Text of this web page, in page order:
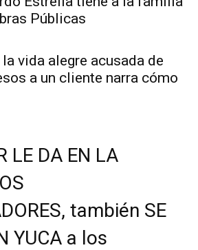
Públicas
vida alegre acusada de
a un cliente narra cómo
LE DA EN LA
también SE
YUCA a los